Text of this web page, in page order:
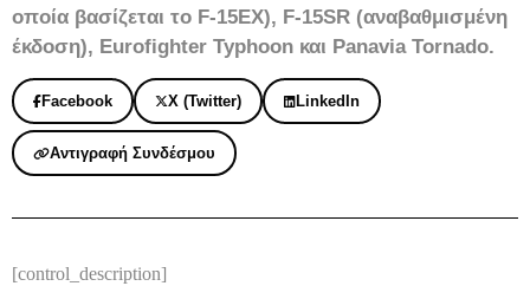
οποία βασίζεται το F-15EX), F-15SR (αναβαθμισμένη
έκδοση), Eurofighter Typhoon και Panavia Tornado.
Facebook X (Twitter) LinkedIn
Αντιγραφή Συνδέσμου
[control_description]